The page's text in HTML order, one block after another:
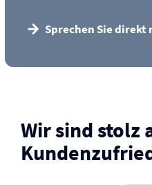
Sprechen Sie direkt
Wir sind stolz